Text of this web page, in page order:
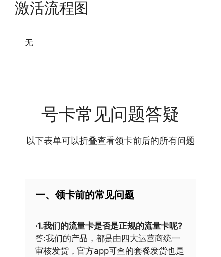
激活流程图
无
号卡常见问题答疑
以下表单可以折叠查看领卡前后的所有问题
一、领卡前的常见问题
·1.我们的流量卡是否是正规的流量卡呢?
答:我们的产品，都是由四大运营商统一
审核发货，官方app可查的套餐发货也是